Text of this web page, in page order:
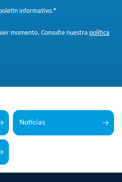
informativo.*
momento. Consulte nuestra política
Noticias